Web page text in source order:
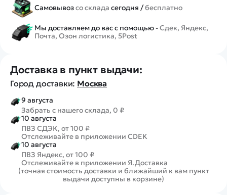
Самовывозсо склада сегодня /бесплатно
Мы доставляем до вас с помощью -Сдек, Яндекс,
Почта, Озон логистика, 5Post
Доставка в пункт выдачи:
Город доставки: Москва
9 августа
Забрать с нашего склада, 0 ₽
10 августа
ПВЗ СДЭК, от 100 ₽
Отслеживайте в приложении CDEK
10 августа
ПВЗ Яндекс, от 100 ₽
Отслеживайте в приложении Я.Доставка
(точная стоимость доставки и ближайший к вам пункт
выдачи доступны в корзине)